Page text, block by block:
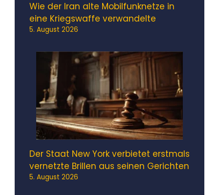
Wie der Iran alte Mobilfunknetze in
eine Kriegswaffe verwandelte
5. August 2026
Der Staat New York verbietet erstmals
vernetzte Brillen aus seinen Gerichten
5. August 2026